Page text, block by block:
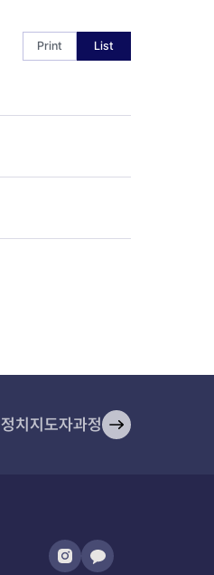
Print List
정치지도자과정​